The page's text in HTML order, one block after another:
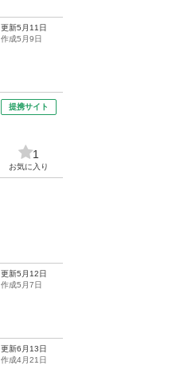
更新5月11日
作成5月9日
提携サイト
1
お気に入り
更新5月12日
作成5月7日
更新6月13日
作成4月21日